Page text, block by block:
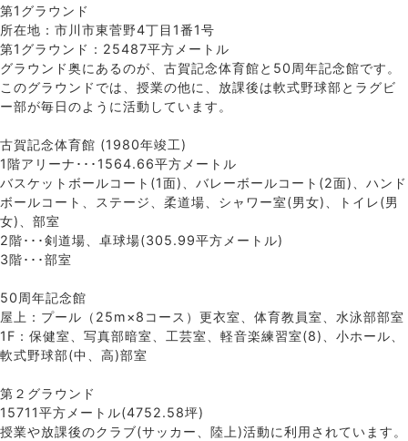
第1グラウンド
所在地：市川市東菅野4丁目1番1号
第1グラウンド：25487平方メートル
グラウンド奥にあるのが、古賀記念体育館と50周年記念館です。
このグラウンドでは、授業の他に、放課後は軟式野球部とラグビ
ー部が毎日のように活動しています。
古賀記念体育館 (1980年竣工)
1階アリーナ･･･1564.66平方メートル
バスケットボールコート(1面)、バレーボールコート(2面)、ハンド
ボールコート、ステージ、柔道場、シャワー室(男女)、トイレ(男
女)、部室
2階･･･剣道場、卓球場(305.99平方メートル)
3階･･･部室
50周年記念館
屋上：プール（25m×8コース）更衣室、体育教員室、水泳部部室
1F：保健室、写真部暗室、工芸室、軽音楽練習室(8)、小ホール、
軟式野球部(中、高)部室
第２グラウンド
15711平方メートル(4752.58坪)
授業や放課後のクラブ(サッカー、陸上)活動に利用されています。